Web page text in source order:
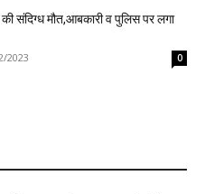
संदिग्ध मौत,आबकारी व पुलिस पर लगा
2023 0